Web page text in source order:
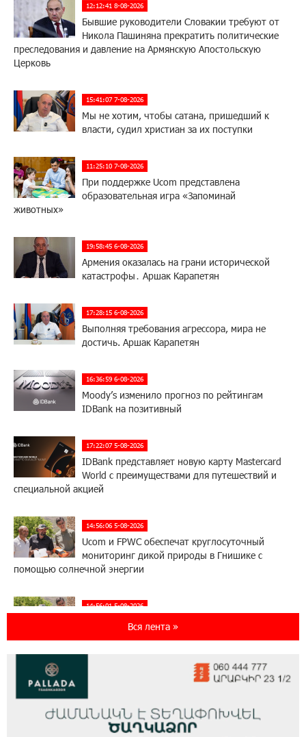
12:12:41 8-08-2026
Бывшие руководители Словакии требуют от
Никола Пашиняна прекратить политические
преследования и давление на Армянскую Апостольскую
Церковь
15:41:07 7-08-2026
Мы не хотим, чтобы сатана, пришедший к
власти, судил христиан за их поступки
11:25:10 7-08-2026
При поддержке Ucom представлена
образовательная игра «Запоминай
животных»
19:58:45 6-08-2026
Армения оказалась на грани исторической
катастрофы․ Аршак Карапетян
17:28:15 6-08-2026
Выполняя требования агрессора, мира не
достичь. Аршак Карапетян
16:36:59 6-08-2026
Moody’s изменило прогноз по рейтингам
IDBank на позитивный
17:22:07 5-08-2026
IDBank представляет новую карту Mastercard
World с преимуществами для путешествий и
специальной акцией
14:56:06 5-08-2026
Ucom и FPWC обеспечат круглосуточный
мониторинг дикой природы в Гнишике с
помощью солнечной энергии
14:56:01 5-08-2026
Ucom и FPWC обеспечат круглосуточный
Idram и IDBank - рядом со стартапами на
Seaside Startup Summit
Вся лента »